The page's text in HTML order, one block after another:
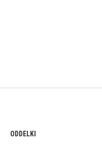
ODDELKI